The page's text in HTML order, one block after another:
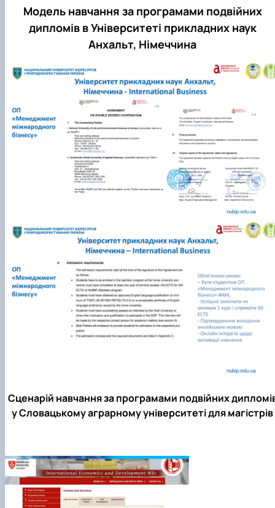
Модель навчання за програмами подвійних
дипломів в Університеті прикладних наук
Анхальт, Німеччина
Сценарій навчання за програмами подвійних
у Словацькому аграрному університеті для магістрів